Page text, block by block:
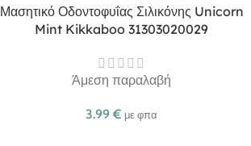
Μασητικό Οδοντοφυΐας Σιλικόνης Unicorn
Mint Kikkaboo 31303020029
Άμεση παραλαβή
3.99 € με φπα